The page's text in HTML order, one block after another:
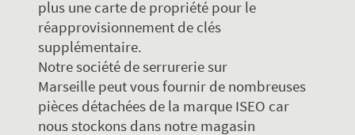
plus une carte de propriété pour le
réapprovisionnement de clés
supplémentaire.
Notre société de serrurerie sur
Marseille peut vous fournir de nombreuses
pièces détachées de la marque ISEO car
nous stockons dans notre magasin